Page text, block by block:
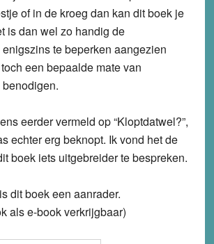
of in de kroeg dan kan dit boek je
is dan wel zo handig de
te beperken aangezien
een bepaalde mate van
eerder vermeld op “Kloptdatwel?”,
echter erg beknopt. Ik vond het de
boek iets uitgebreider te bespreken.
dit boek een aanrader.
als e-book verkrijgbaar)